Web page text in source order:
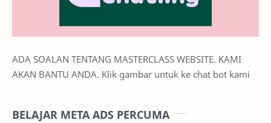
ADA SOALAN TENTANG MASTERCLASS WEBSITE. KAMI
AKAN BANTU ANDA. Klik gambar untuk ke chat bot kami
BELAJAR META ADS PERCUMA